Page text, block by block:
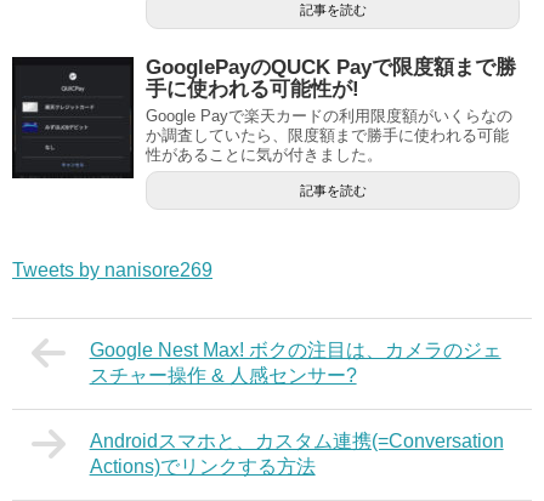
記事を読む
GooglePayのQUCK Payで限度額まで勝
手に使われる可能性が!
Google Payで楽天カードの利用限度額がいくらなの
か調査していたら、限度額まで勝手に使われる可能
性があることに気が付きました。
記事を読む
Tweets by nanisore269
Google Nest Max! ボクの注目は、カメラのジェ
スチャー操作 & 人感センサー?
Androidスマホと、カスタム連携(=Conversation
Actions)でリンクする方法